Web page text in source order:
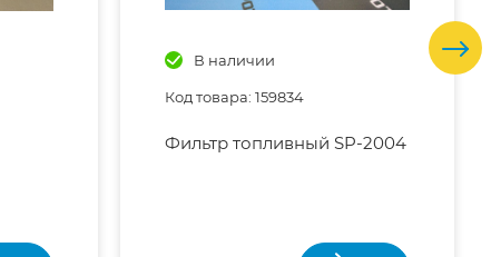
В наличии
Код товара: 159834
Фильтр топливный SP-2004